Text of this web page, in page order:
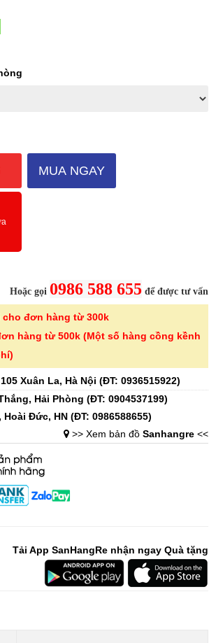
MUA NGAY
Hoặc gọi 0986 588 655 để được tư vấn
cho đơn hàng từ 300k
hàng từ 500k (Một số hàng cồng kềnh
Xuân La, Hà Nội (ĐT: 0936515922)
Hải Phòng (ĐT: 0904537199)
Hoài Đức, HN (ĐT: 0986588655)
>> Xem bản đồ Sanhangre <<
Tải App SanHangRe nhận ngay Quà tặng
HÈ
tiết
đầu hút và ch..
dáng
..
220B công suất 20..
689.000 ₫
1.150.000 ₫
tay áo KOSE Nhật..
135.000 ₫
199.000 ₫
-32%
Bình đựng nước giữ
nhiệt Inox 304 Lebenl..